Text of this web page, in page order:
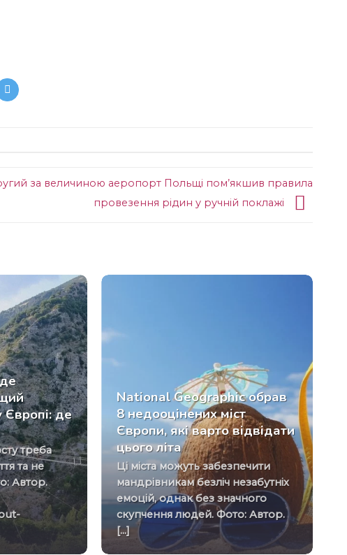
за величиною аеропорт Польщі пом’якшив правила
провезення рідин у ручній поклажі
Європі: де
та не
Автор.
National Geographic обрав
8 недооцінених міст
Європи, які варто відвідати
цього літа
Ці міста можуть забезпечити
мандрівникам безліч незабутніх
емоцій, однак без значного
скупчення людей. Фото: Автор.
[...]